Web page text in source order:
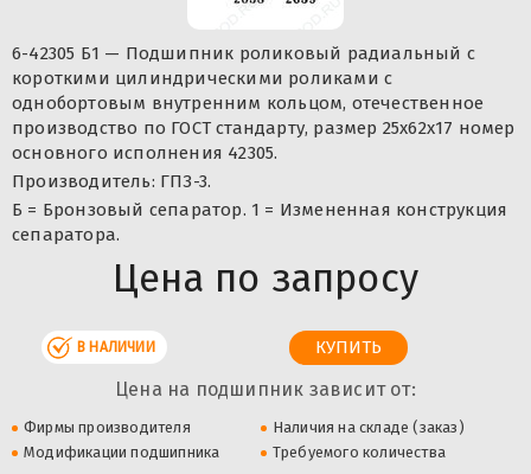
6-42305 Б1 — Подшипник роликовый радиальный с
короткими цилиндрическими роликами с
однобортовым внутренним кольцом, отечественное
производство по ГОСТ стандарту, размер 25x62x17 номер
основного исполнения 42305.
Производитель: ГПЗ-3.
Б = Бронзовый сепаратор. 1 = Измененная конструкция
сепаратора.
Цена по запросу
В НАЛИЧИИ
Цена на подшипник зависит от:
Фирмы производителя
Наличия на складе (заказ)
Модификации подшипника
Требуемого количества